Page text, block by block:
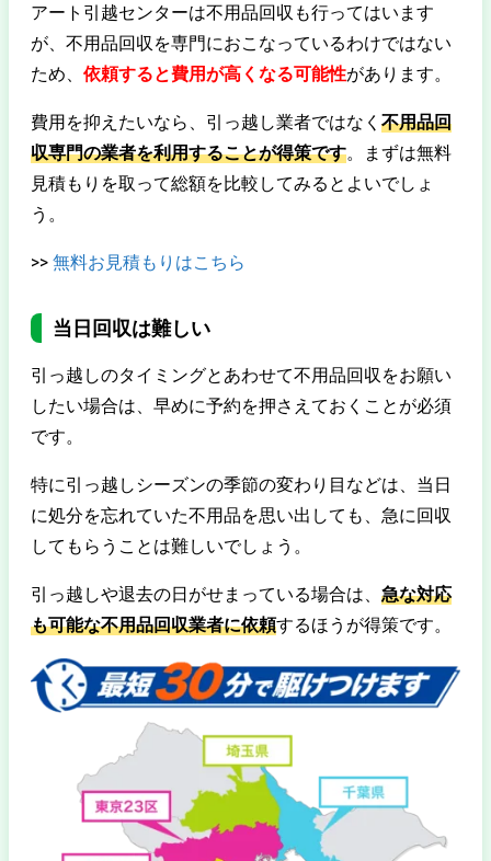
アート引越センターは不用品回収も行ってはいます
が、不用品回収を専門におこなっているわけではない
ため、 依頼すると費用が高くなる可能性があります。
費用を抑えたいなら、引っ越し業者ではなく 不用品回
収専門の業者を利用することが得策です。まずは無料
見積もりを取って総額を比較してみるとよいでしょ
う。
>> 無料お見積もりはこちら
当日回収は難しい
引っ越しのタイミングとあわせて不用品回収をお願い
したい場合は、早めに予約を押さえておくことが必須
です。
特に引っ越しシーズンの季節の変わり目などは、当日
に処分を忘れていた不用品を思い出しても、急に回収
してもらうことは難しいでしょう。
引っ越しや退去の日がせまっている場合は、 急な対応
も可能な不用品回収業者に依頼するほうが得策です。